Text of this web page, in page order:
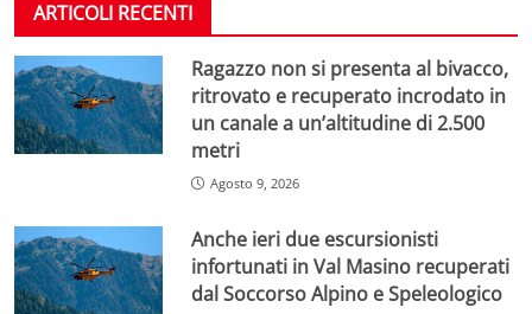
ARTICOLI RECENTI
Ragazzo non si presenta al bivacco,
ritrovato e recuperato incrodato in
un canale a un’altitudine di 2.500
metri
Agosto 9, 2026
Anche ieri due escursionisti
infortunati in Val Masino recuperati
dal Soccorso Alpino e Speleologico